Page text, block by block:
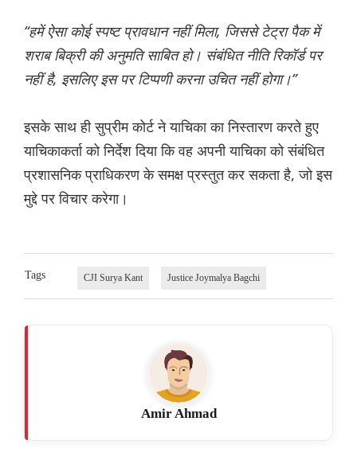
“हमें ऐसा कोई स्पष्ट प्रावधान नहीं मिला, जिससे टेट्रा पैक में
शराब बिक्री की अनुमति साबित हो। संबंधित नीति रिकॉर्ड पर
नहीं है, इसलिए इस पर टिप्पणी करना उचित नहीं होगा।”
इसके साथ ही सुप्रीम कोर्ट ने याचिका का निस्तारण करते हुए
याचिकाकर्ता को निर्देश दिया कि वह अपनी याचिका को संबंधित
प्रशासनिक प्राधिकरण के समक्ष प्रस्तुत कर सकता है, जो इस
मुद्दे पर विचार करेगा।
Tags CJI Surya Kant Justice Joymalya Bagchi
Amir Ahmad